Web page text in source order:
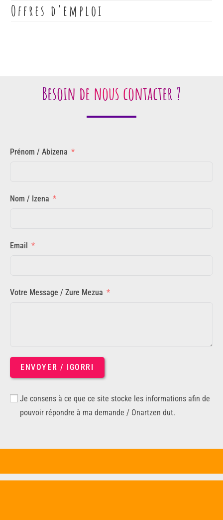
Offres d'emploi
Besoin de nous contacter ?
Prénom / Abizena
Nom / Izena
Email
Votre Message / Zure Mezua
ENVOYER / IGORRI
Je consens à ce que ce site stocke les informations afin de
pouvoir répondre à ma demande / Onartzen dut.